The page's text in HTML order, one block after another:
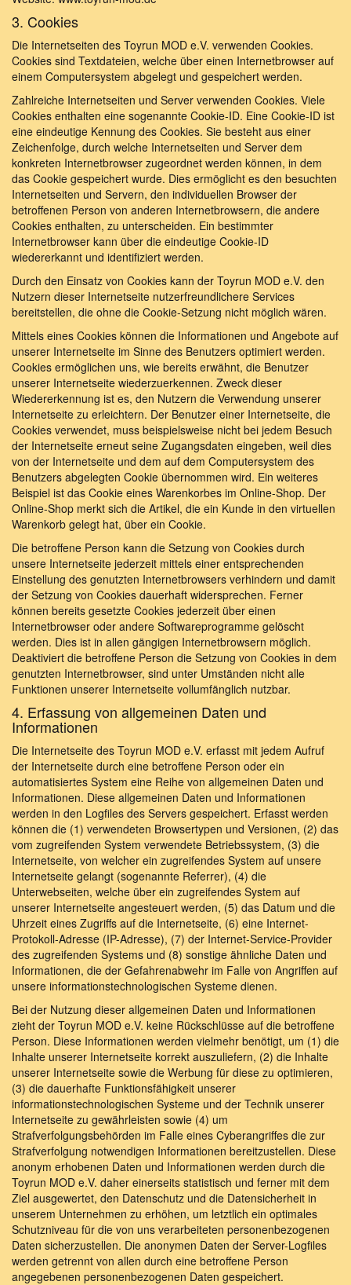
3. Cookies
Die Internetseiten des Toyrun MOD e.V. verwenden Cookies.
Cookies sind Textdateien, welche über einen Internetbrowser auf
einem Computersystem abgelegt und gespeichert werden.
Zahlreiche Internetseiten und Server verwenden Cookies. Viele
Cookies enthalten eine sogenannte Cookie-ID. Eine Cookie-ID ist
eine eindeutige Kennung des Cookies. Sie besteht aus einer
Zeichenfolge, durch welche Internetseiten und Server dem
konkreten Internetbrowser zugeordnet werden können, in dem
das Cookie gespeichert wurde. Dies ermöglicht es den besuchten
Internetseiten und Servern, den individuellen Browser der
betroffenen Person von anderen Internetbrowsern, die andere
Cookies enthalten, zu unterscheiden. Ein bestimmter
Internetbrowser kann über die eindeutige Cookie-ID
wiedererkannt und identifiziert werden.
Durch den Einsatz von Cookies kann der Toyrun MOD e.V. den
Nutzern dieser Internetseite nutzerfreundlichere Services
bereitstellen, die ohne die Cookie-Setzung nicht möglich wären.
Mittels eines Cookies können die Informationen und Angebote auf
unserer Internetseite im Sinne des Benutzers optimiert werden.
Cookies ermöglichen uns, wie bereits erwähnt, die Benutzer
unserer Internetseite wiederzuerkennen. Zweck dieser
Wiedererkennung ist es, den Nutzern die Verwendung unserer
Internetseite zu erleichtern. Der Benutzer einer Internetseite, die
Cookies verwendet, muss beispielsweise nicht bei jedem Besuch
der Internetseite erneut seine Zugangsdaten eingeben, weil dies
von der Internetseite und dem auf dem Computersystem des
Benutzers abgelegten Cookie übernommen wird. Ein weiteres
Beispiel ist das Cookie eines Warenkorbes im Online-Shop. Der
Online-Shop merkt sich die Artikel, die ein Kunde in den virtuellen
Warenkorb gelegt hat, über ein Cookie.
Die betroffene Person kann die Setzung von Cookies durch
unsere Internetseite jederzeit mittels einer entsprechenden
Einstellung des genutzten Internetbrowsers verhindern und damit
der Setzung von Cookies dauerhaft widersprechen. Ferner
können bereits gesetzte Cookies jederzeit über einen
Internetbrowser oder andere Softwareprogramme gelöscht
werden. Dies ist in allen gängigen Internetbrowsern möglich.
Deaktiviert die betroffene Person die Setzung von Cookies in dem
genutzten Internetbrowser, sind unter Umständen nicht alle
Funktionen unserer Internetseite vollumfänglich nutzbar.
4. Erfassung von allgemeinen Daten und
Informationen
Die Internetseite des Toyrun MOD e.V. erfasst mit jedem Aufruf
der Internetseite durch eine betroffene Person oder ein
automatisiertes System eine Reihe von allgemeinen Daten und
Informationen. Diese allgemeinen Daten und Informationen
werden in den Logfiles des Servers gespeichert. Erfasst werden
können die (1) verwendeten Browsertypen und Versionen, (2) das
vom zugreifenden System verwendete Betriebssystem, (3) die
Internetseite, von welcher ein zugreifendes System auf unsere
Internetseite gelangt (sogenannte Referrer), (4) die
Unterwebseiten, welche über ein zugreifendes System auf
unserer Internetseite angesteuert werden, (5) das Datum und die
Uhrzeit eines Zugriffs auf die Internetseite, (6) eine Internet-
Protokoll-Adresse (IP-Adresse), (7) der Internet-Service-Provider
des zugreifenden Systems und (8) sonstige ähnliche Daten und
Informationen, die der Gefahrenabwehr im Falle von Angriffen auf
unsere informationstechnologischen Systeme dienen.
Bei der Nutzung dieser allgemeinen Daten und Informationen
zieht der Toyrun MOD e.V. keine Rückschlüsse auf die betroffene
Person. Diese Informationen werden vielmehr benötigt, um (1) die
Inhalte unserer Internetseite korrekt auszuliefern, (2) die Inhalte
unserer Internetseite sowie die Werbung für diese zu optimieren,
(3) die dauerhafte Funktionsfähigkeit unserer
informationstechnologischen Systeme und der Technik unserer
Internetseite zu gewährleisten sowie (4) um
Strafverfolgungsbehörden im Falle eines Cyberangriffes die zur
Strafverfolgung notwendigen Informationen bereitzustellen. Diese
anonym erhobenen Daten und Informationen werden durch die
Toyrun MOD e.V. daher einerseits statistisch und ferner mit dem
Ziel ausgewertet, den Datenschutz und die Datensicherheit in
unserem Unternehmen zu erhöhen, um letztlich ein optimales
Schutzniveau für die von uns verarbeiteten personenbezogenen
Daten sicherzustellen. Die anonymen Daten der Server-Logfiles
werden getrennt von allen durch eine betroffene Person
angegebenen personenbezogenen Daten gespeichert.